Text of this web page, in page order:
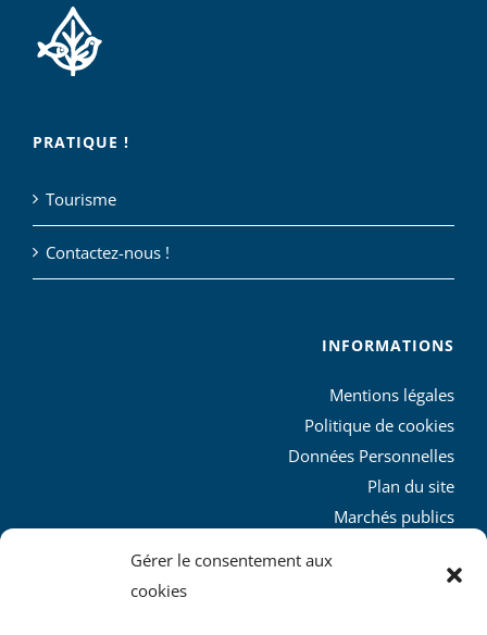
Gérer le consentement aux
cookies
PRATIQUE !
Tourisme
Contactez-nous !
INFORMATIONS
Mentions légales
Politique de cookies
Données Personnelles
Plan du site
Marchés publics
L’agglo recrute